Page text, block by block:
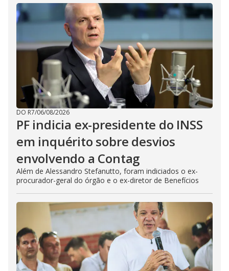
DO R7/06/08/2026
PF indicia ex-presidente do INSS
em inquérito sobre desvios
envolvendo a Contag
Além de Alessandro Stefanutto, foram indiciados o ex-
procurador-geral do órgão e o ex-diretor de Benefícios